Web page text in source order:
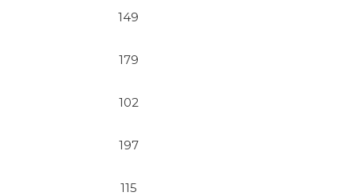
149
179
102
197
115